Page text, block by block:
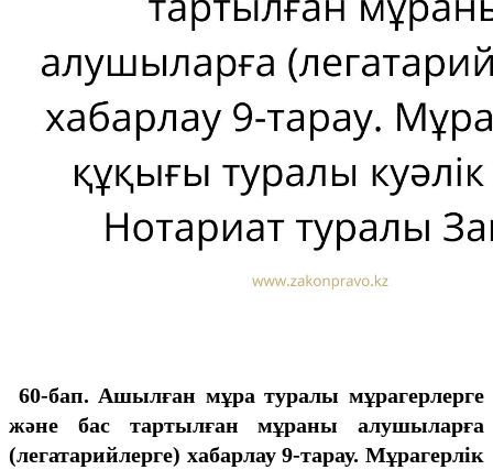
60-бап. Ашылған мұра туралы мұрагерлерге
және бас тартылған мұраны алушыларға
(легатарийлерге) хабарлау 9-тарау. Мұрагерлiк